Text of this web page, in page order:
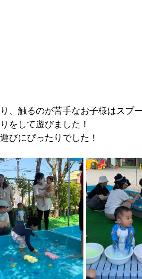
、触るのが苦手なお子様はスプ
をして遊びました！
びにぴったりでした！